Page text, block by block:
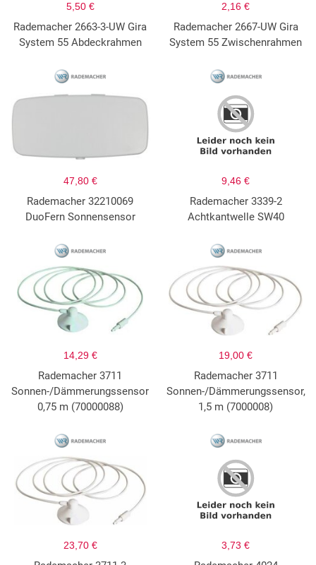
5,50 €
Rademacher 2663-3-UW Gira
System 55 Abdeckrahmen
2,16 €
Rademacher 2667-UW Gira
System 55 Zwischenrahmen
47,80 €
Rademacher 32210069
DuoFern Sonnensensor
9,46 €
Rademacher 3339-2
Achtkantwelle SW40
14,29 €
Rademacher 3711
Sonnen-/Dämmerungssensor
0,75 m (70000088)
19,00 €
Rademacher 3711
Sonnen-/Dämmerungssensor,
1,5 m (7000008)
23,70 € 3,73 €